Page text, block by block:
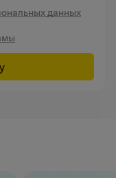
данных